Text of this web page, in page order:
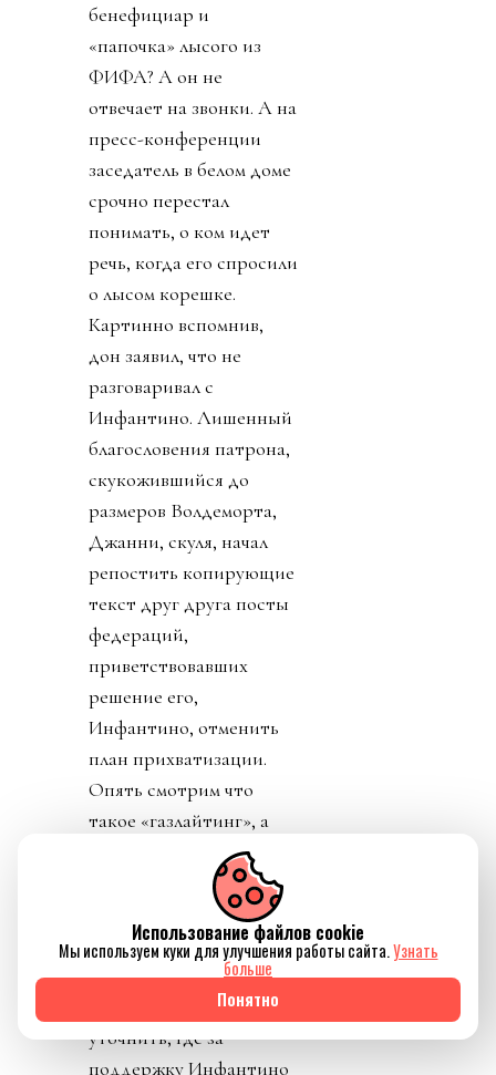
бенефициар и
«папочка» лысого из
ФИФА? А он не
отвечает на звонки. А на
пресс-конференции
заседатель в белом доме
срочно перестал
понимать, о ком идет
речь, когда его спросили
о лысом корешке.
Картинно вспомнив,
дон заявил, что не
разговаривал с
Инфантино. Лишенный
благословения патрона,
скукожившийся до
размеров Волдеморта,
Джанни, скуля, начал
репостить копирующие
текст друг друга посты
федераций,
приветствовавших
решение его,
Инфантино, отменить
план прихватизации.
Опять смотрим что
такое «газлайтинг», а
равно и рассматриваем
подборку стран: Катар,
ОАЭ, Бутан, Шри
Ланка, Марокко.
Федерация футбола
Конго пришла тоже
уточнить, где за
поддержку Инфантино
Использование файлов cookie
Мы используем куки для улучшения работы сайта.Узнать
больше
Понятно